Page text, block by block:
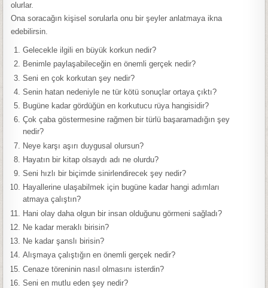
olurlar.
Ona soracağın kişisel sorularla onu bir şeyler anlatmaya ikna
edebilirsin.
Gelecekle ilgili en büyük korkun nedir?
Benimle paylaşabileceğin en önemli gerçek nedir?
Seni en çok korkutan şey nedir?
Senin hatan nedeniyle ne tür kötü sonuçlar ortaya çıktı?
Bugüne kadar gördüğün en korkutucu rüya hangisidir?
Çok çaba göstermesine rağmen bir türlü başaramadığın şey
nedir?
Neye karşı aşırı duygusal olursun?
Hayatın bir kitap olsaydı adı ne olurdu?
Seni hızlı bir biçimde sinirlendirecek şey nedir?
Hayallerine ulaşabilmek için bugüne kadar hangi adımları
atmaya çalıştın?
Hani olay daha olgun bir insan olduğunu görmeni sağladı?
Ne kadar meraklı birisin?
Ne kadar şanslı birisin?
Alışmaya çalıştığın en önemli gerçek nedir?
Cenaze töreninin nasıl olmasını isterdin?
Seni en mutlu eden şey nedir?